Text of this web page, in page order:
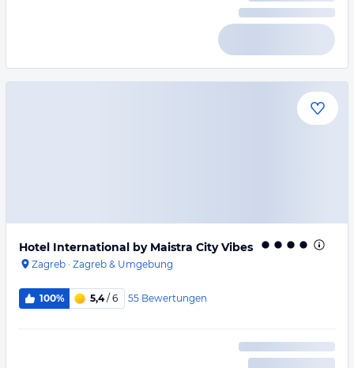
Hotel International by Maistra City Vibes
Zagreb · Zagreb & Umgebung
100% 5,4/ 6 55 Bewertungen